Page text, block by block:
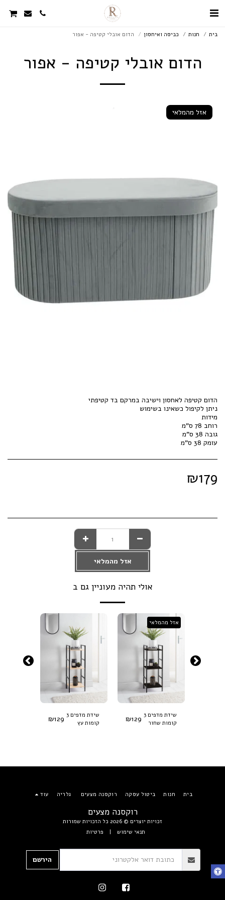
בית חנות כביסה ואיחסון הדום אובלי קטיפה - אפור
הדום אובלי קטיפה - אפור
אזל מהמלאי
עומק 38 ס"מ
₪179
אזל מהמלאי
אולי תהיה מעוניין גם ב
אזל מהמלאי
שידת מדפים 3
קומות שחור
₪129
שידת מדפים 3
קומות עץ
₪129
רוקסנה מצעים
זכויות יוצרים © 2026 כל הזכויות שמורות
תנאי שימוש | פרטיות
בית חנות ביטול עסקה רוקסנה מצעים גלריה עוד
הירשם